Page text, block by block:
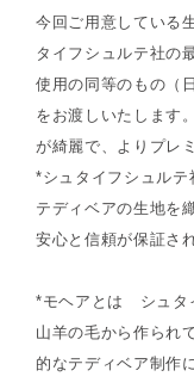
今回ご用意している
タイフシュルテ社の
使用の同等のもの（
をお渡しいたします
が綺麗で、よりプレ
*シュタイフシュル
テディベアの生地を
安心と信頼が保証さ
*モヘアとは シュタ
山羊の毛から作られ
的なテディベア制作